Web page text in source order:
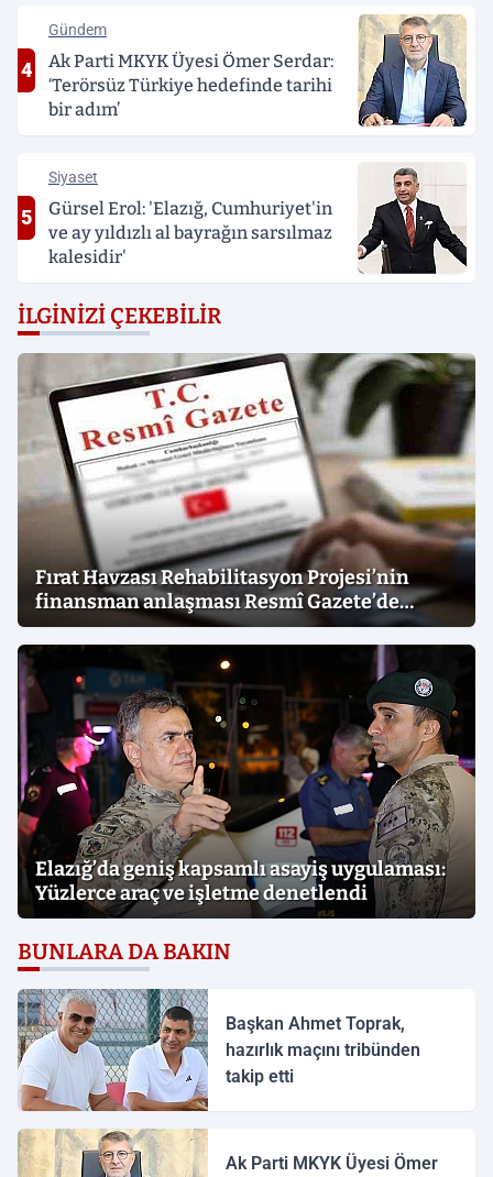
4
Gündem
Ak Parti MKYK Üyesi Ömer Serdar:
‘Terörsüz Türkiye hedefinde tarihi
bir adım’
5
Siyaset
Gürsel Erol: 'Elazığ, Cumhuriyet'in
ve ay yıldızlı al bayrağın sarsılmaz
kalesidir'
İLGINIZI ÇEKEBILIR
Fırat Havzası Rehabilitasyon Projesi’nin
finansman anlaşması Resmî Gazete’de
yayımlandı
Elazığ’da geniş kapsamlı asayiş uygulaması:
Yüzlerce araç ve işletme denetlendi
BUNLARA DA BAKIN
Başkan Ahmet Toprak,
hazırlık maçını tribünden
takip etti
Ak Parti MKYK Üyesi Ömer